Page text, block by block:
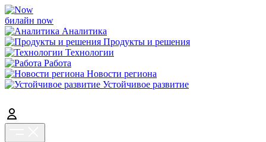
билайн now
Аналитика
Продукты и решения
Технологии
Работа
Новости региона
Устойчивое развитие